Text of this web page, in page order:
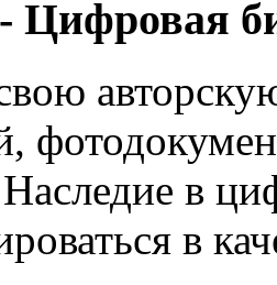
Наследие в
в